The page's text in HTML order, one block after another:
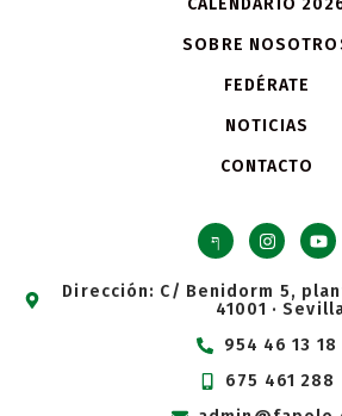
CALENDARIO
SOBRE
FEDÉRATE
NOTICIAS
CONTACTO
Dirección: C/ Benidorm 5,
41001 ·
954 46 13 18
675 461 288